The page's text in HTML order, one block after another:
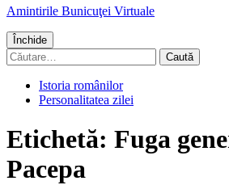
Amintirile Bunicuţei Virtuale
Închide
Caută
după:
Istoria românilor
Personalitatea zilei
Etichetă: Fuga
Pacepa